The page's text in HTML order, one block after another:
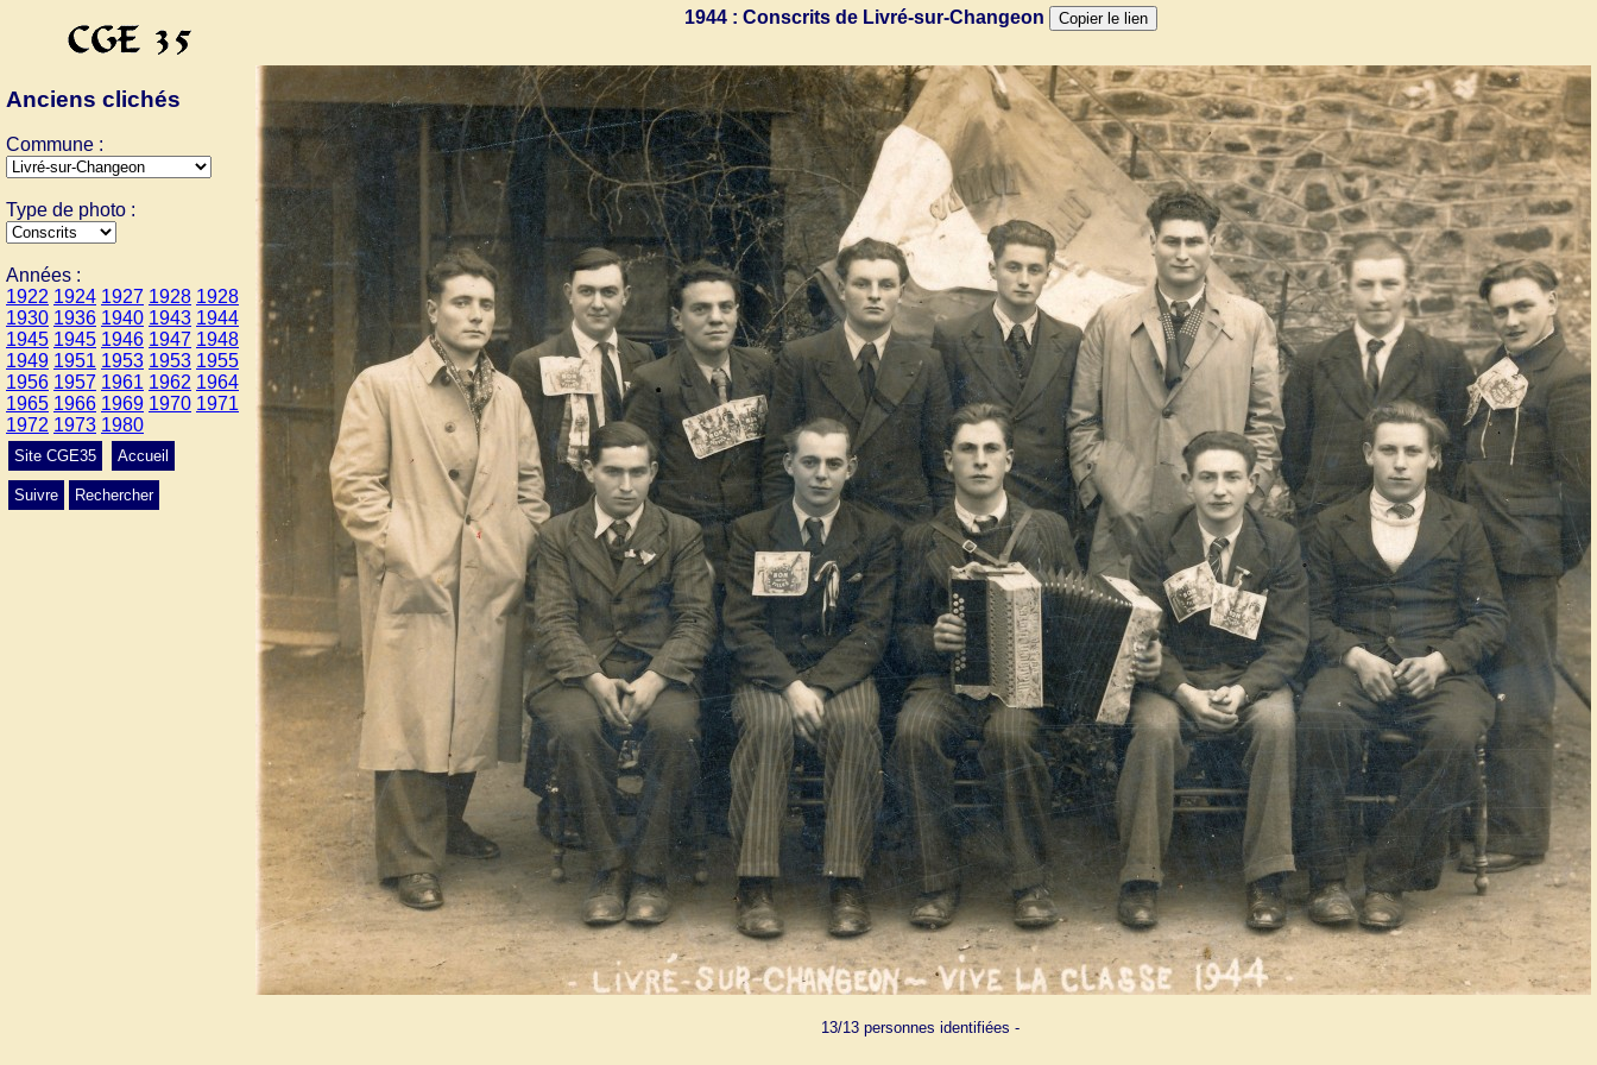
Anciens clichés
Commune :
Type de photo :
Années :
1922 1924 1927 1928 1928
1930 1936 1940 1943 1944
1945 1945 1946 1947 1948
1949 1951 1953 1953 1955
1956 1957 1961 1962 1964
1965 1966 1969 1970 1971
1972 1973 1980
Site CGE35 Accueil
Suivre Rechercher
13/13 personnes identifiées -
1944 : Conscrits de Livré-sur-Changeon Copier le lien